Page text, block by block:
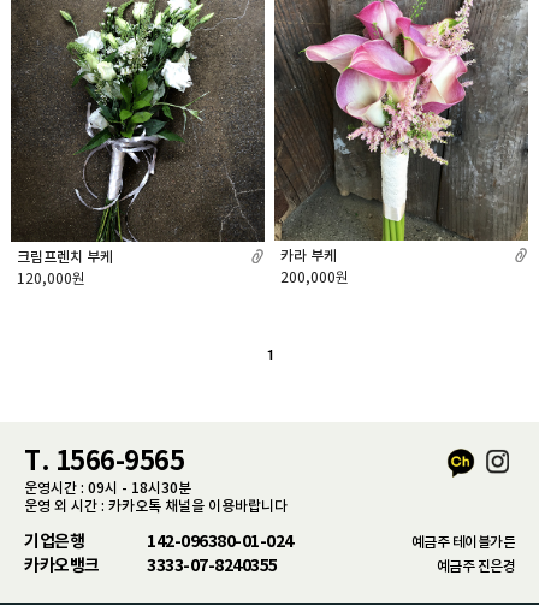
크림프렌치 부케
120,000원
카라 부케
200,000원
1
T. 1566-9565
운영시간 : 09시 - 18시30분
운영 외 시간 : 카카오톡 채널을 이용바랍니다
기업은행 142-096380-01-024 예금주 테이블가든
카카오뱅크 3333-07-8240355 예금주 진은경